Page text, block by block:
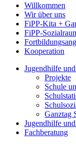
Willkommen
Wir über uns
FiPP-Kita +
FiPP-
Kooperation
Jugendhilfe
Projekte
Schule
Ganztag
Jugendhilfe
Fachberatung